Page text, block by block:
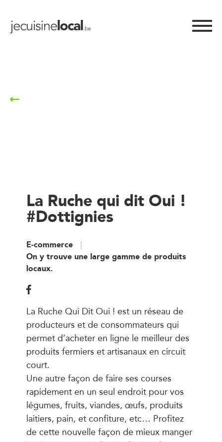
La Ruche qui dit Oui !
#Dottignies
E-commerce
On y trouve une large gamme de produits
locaux.
La Ruche Qui Dit Oui ! est un réseau de
producteurs et de consommateurs qui
permet d’acheter en ligne le meilleur des
produits fermiers et artisanaux en circuit
court.
Une autre façon de faire ses courses
rapidement en un seul endroit pour vos
légumes, fruits, viandes, œufs, produits
laitiers, pain, et confiture, etc… Profitez
de cette nouvelle façon de mieux manger